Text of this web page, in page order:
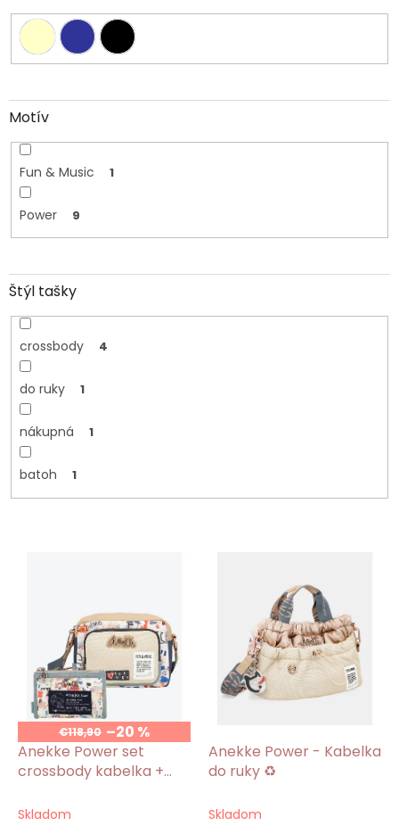
Motív
Fun & Music 1
Power 9
Štýl tašky
crossbody 4
do ruky 1
nákupná 1
batoh 1
u €118,90 –20 %
Anekke Power set
crossbody kabelka +
Skladom
Anekke Power - Kabelka
do ruky ♻️
Skladom